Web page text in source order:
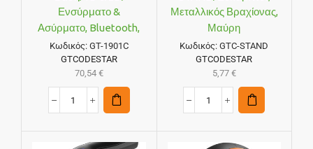
Ενσύρματο &
Ασύρματο, Bluetooth,
2000mAh, Μαύρο
Κωδικός: GT-1901C
GTCODESTAR
70,54 €
Μεταλλικός Βραχίονας,
Μαύρη
Κωδικός:GTC-STAND
GTCODESTAR
5,77 €